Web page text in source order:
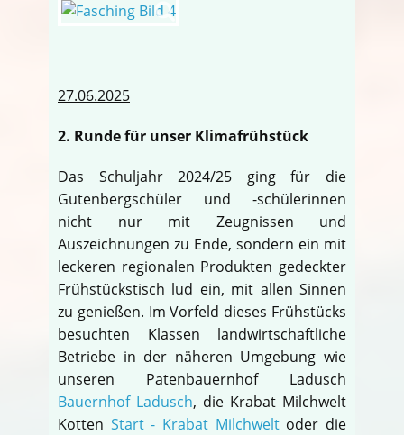
27.06.2025
2. Runde für unser Klimafrühstück
Das Schuljahr 2024/25 ging für die
Gutenbergschüler und -schülerinnen
nicht nur mit Zeugnissen und
Auszeichnungen zu Ende, sondern ein mit
leckeren regionalen Produkten gedeckter
Frühstückstisch lud ein, mit allen Sinnen
zu genießen. Im Vorfeld dieses Frühstücks
besuchten Klassen landwirtschaftliche
Betriebe in der näheren Umgebung wie
unseren Patenbauernhof Ladusch
Bauernhof Ladusch, die Krabat Milchwelt
Kotten Start - Krabat Milchweltoder die